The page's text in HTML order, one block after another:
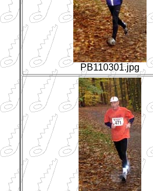
PB110301.jpg